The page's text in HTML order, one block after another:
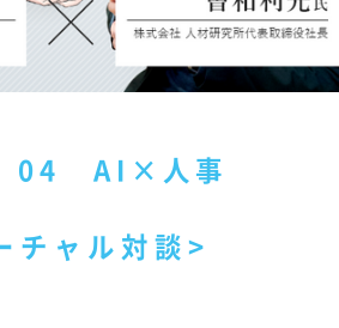
04 AI×人事
チャル対談>